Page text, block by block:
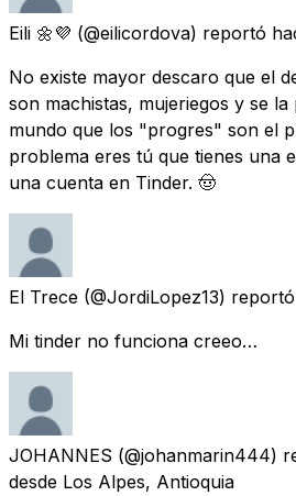
Eili 🌼💜 (@eilicordova) reportó
No existe mayor descaro que el
son machistas, mujeriegos y se
mundo que los "progres" son el
problema eres tú que tienes una
una cuenta en Tinder. 🤠
El Trece (@JordiLopez13) reportó
Mi tinder no funciona creeo…
JOHANNES (@johanmarin444)
desde Los Alpes, Antioquia